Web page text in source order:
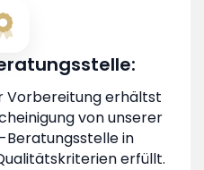
Vorbereitung erhältst
von unserer
in
erfüllt.